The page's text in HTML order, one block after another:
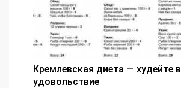
Кремлевская диета — худейте в
удовольствие